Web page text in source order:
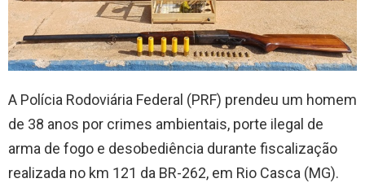
A Polícia Rodoviária Federal (PRF) prendeu um homem
de 38 anos por crimes ambientais, porte ilegal de
arma de fogo e desobediência durante fiscalização
realizada no km 121 da BR-262, em Rio Casca (MG).